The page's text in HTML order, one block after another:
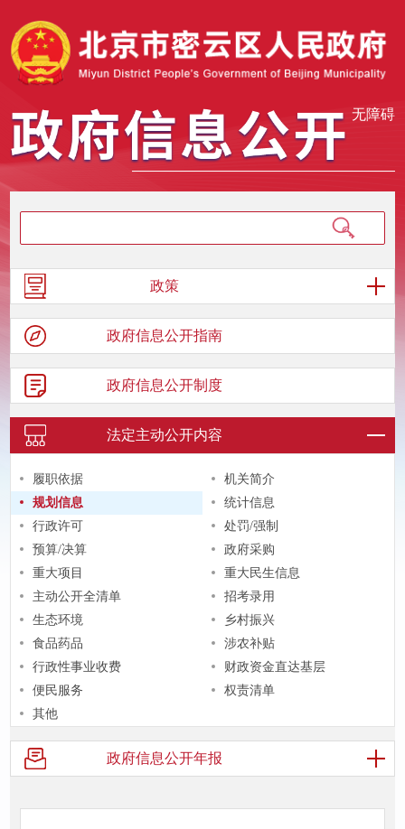
无障碍
政策
政府信息公开指南
政府信息公开制度
法定主动公开内容
履职依据
机关简介
规划信息
统计信息
行政许可
处罚/强制
预算/决算
政府采购
重大项目
重大民生信息
主动公开全清单
招考录用
生态环境
乡村振兴
食品药品
涉农补贴
行政性事业收费
财政资金直达基层
便民服务
权责清单
其他
政府信息公开年报